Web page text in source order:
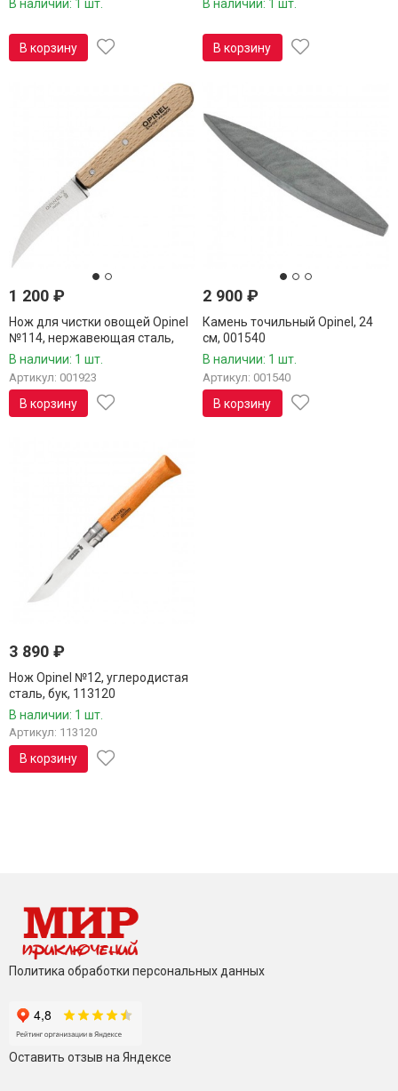
В наличии: 1 шт.
В корзину
В наличии: 1 шт.
В корзину
1 200 ₽
Нож для чистки овощей Opinel
№114, нержавеющая сталь,
блистер, 001923
В наличии: 1 шт.
Артикул: 001923
В корзину
2 900₽
Камень точильный Opinel, 24
см, 001540
В наличии: 1 шт.
Артикул: 001540
В корзину
3 890 ₽
Нож Opinel №12, углеродистая
сталь, бук, 113120
В наличии: 1 шт.
Артикул: 113120
В корзину
Политика обработки персональных данных
Оставить отзыв на Яндексе